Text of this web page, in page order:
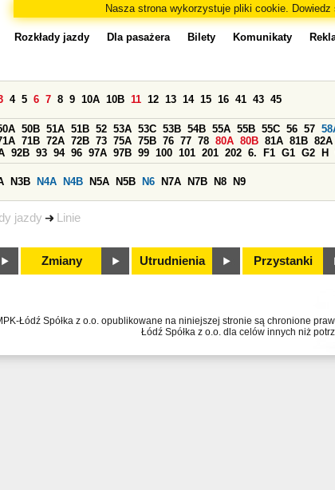
Nasza strona wykorzystuje pliki cookie. Dowiedz
jazdy Linie
Rozkłady jazdy Dla pasażera Bilety Komunikaty
4 5 6 7 8 9 10A 10B 11 12 13 14 15 16 41 43 45
50B 51A 51B 52 53A 53C 53B 54B 55A 55B 55C 56 57
71B 72A 72B 73 75A 75B 76 77 78 80A 80B 81A 81B 82A
92B 93 94 96 97A 97B 99 100 101 201 202 6. F1 G1 G2 H
N3B N4A N4B N5A N5B N6 N7A N7B N8 N9
Zmiany Utrudnienia Przystanki
Łódź Spółka z o.o. opublikowane na niniejszej stronie są chronione
Łódź Spółka z o.o. dla celów innych niż